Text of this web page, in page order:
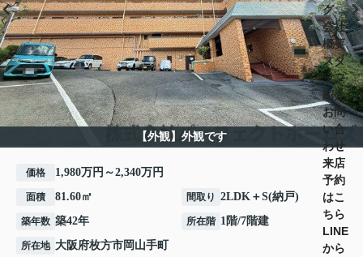
グ
会社
概要
スタ
ッフ
紹介
お問
い合
わせ
来店
予約
はこ
ちら
LINE
から
【外観】外観です
価格 1,980万円～2,340万円
面積 81.60㎡ 間取り 2LDK＋S(納戸)
築年数 築42年 所在階 1階/7階建
所在地 大阪府枚方市岡山手町